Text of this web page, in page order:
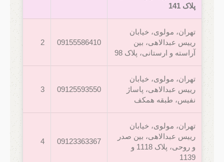
پلاک 141
تهران، مولوی، خیابان
رییس عبدالاهی، بین
آراسته و ارستانی، پلاک 98
09155586410
2
تهران، مولوی، خیابان
رییس عبدالاهی، پاساژ
نفیس، طبقه همکف
09125593550
3
تهران، مولوی، خیابان
رییس عبدالاهی، بین صدر
و روحی، پلاک 1118 و
1139
09123363367
4